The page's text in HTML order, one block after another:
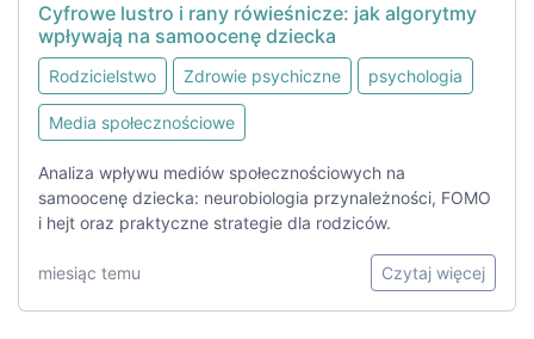
Cyfrowe lustro i rany rówieśnicze: jak algorytmy
wpływają na samoocenę dziecka
Rodzicielstwo Zdrowie psychiczne psychologia
Media społecznościowe
Analiza wpływu mediów społecznościowych na
samoocenę dziecka: neurobiologia przynależności, FOMO
i hejt oraz praktyczne strategie dla rodziców.
miesiąc temu Czytaj więcej